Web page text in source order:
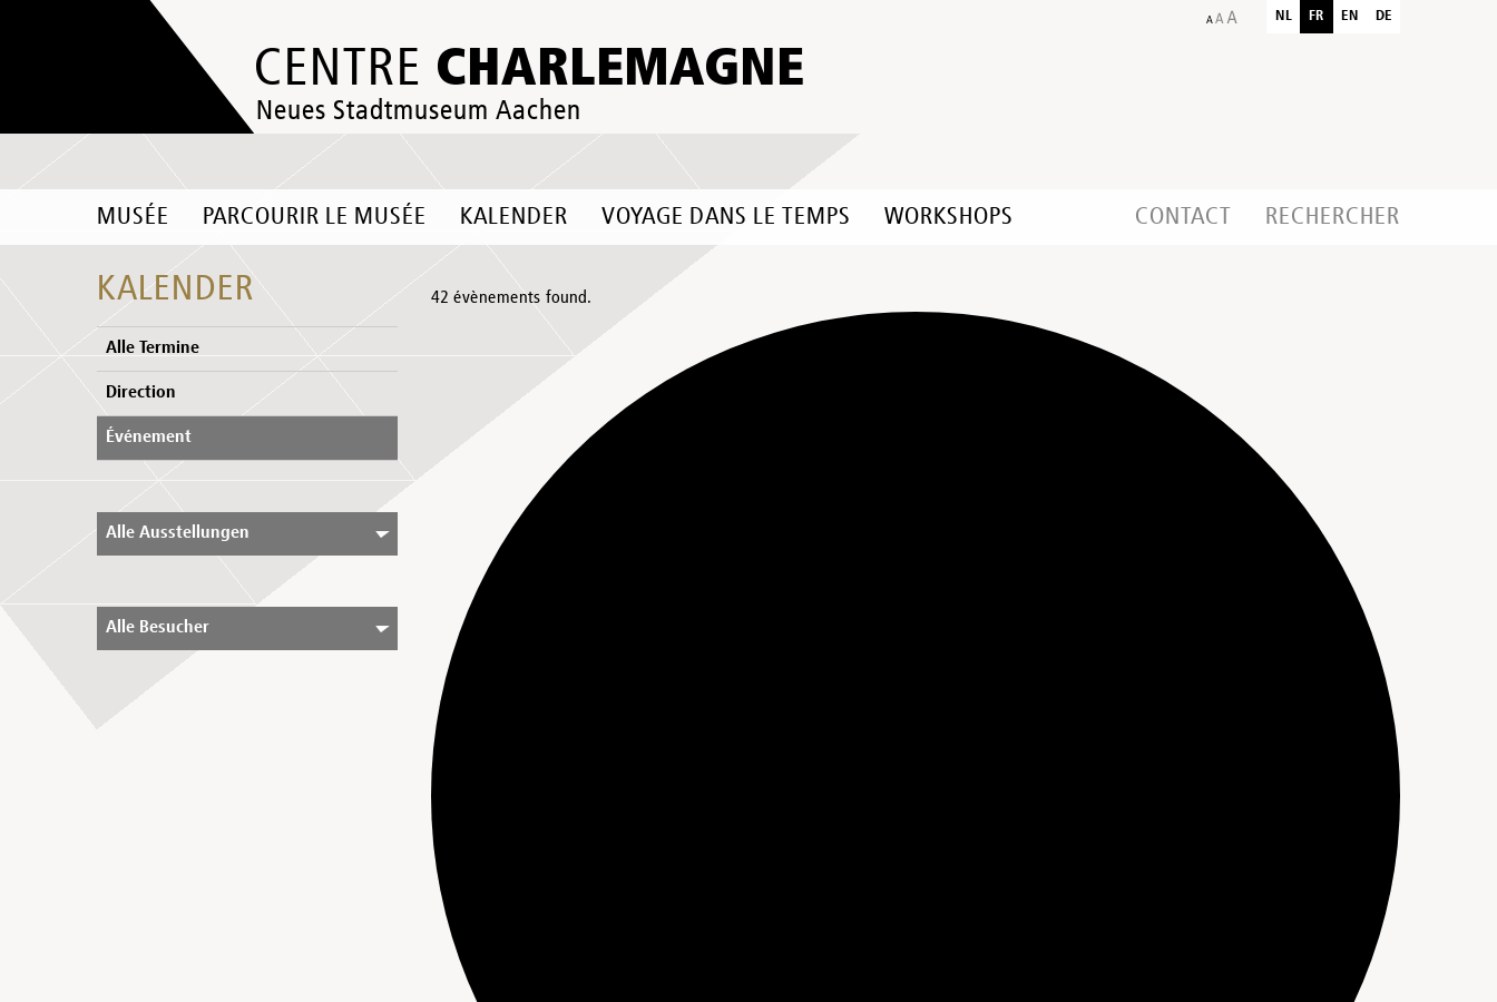
CENTRE CHARLEMAGNE
Neues Stadtmuseum Aachen
NL FR EN DE
MUSÉE PARCOURIR LE MUSÉE KALENDER VOYAGE DANS LE TEMPS WORKSHOPS CONTACT RECHERCHER
KALENDER
Alle Termine
Direction
Événement
Alle Ausstellungen
Alle Besucher
42 évènements found.